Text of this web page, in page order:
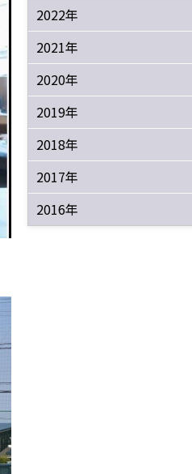
2022年
2021年
2020年
2019年
2018年
2017年
2016年